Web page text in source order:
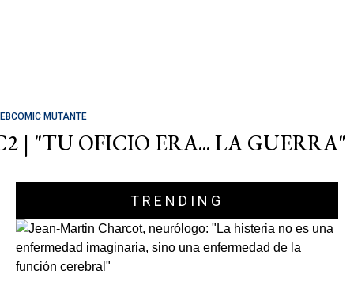
MUTANTE
| "TU OFICIO ERA... LA GUERRA"
TRENDING